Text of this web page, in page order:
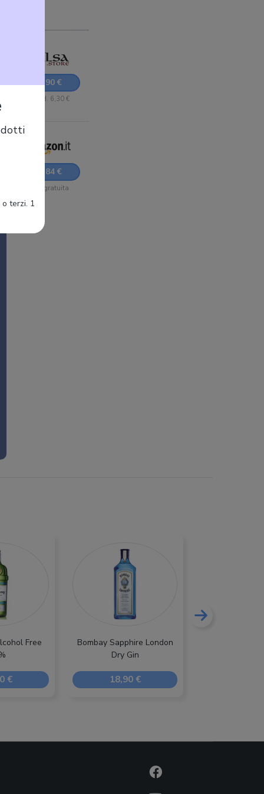
38,90 €
+ Sped. 6,30 €
62,84 €
Sped. gratuita
Free
€
Bombay Sapphire London
Dry Gin
18,90 €
terzi. 1